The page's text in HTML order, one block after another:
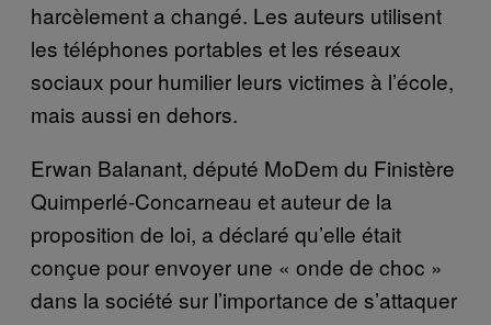
harcèlement a changé. Les auteurs utilisent
les téléphones portables et les réseaux
sociaux pour humilier leurs victimes à l’école,
mais aussi en dehors.
Erwan Balanant, député MoDem du Finistère
Quimperlé-Concarneau et auteur de la
proposition de loi, a déclaré qu’elle était
conçue pour envoyer une « onde de choc »
dans la société sur l’importance de s’attaquer